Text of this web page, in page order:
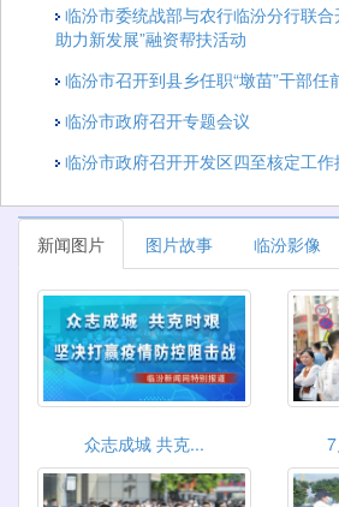
临汾市委统战部与农行临汾分行联合
助力新发展”融资帮扶活动
临汾市召开到县乡任职“墩苗”干部任
临汾市政府召开专题会议
临汾市政府召开开发区四至核定工作
新闻图片 图片故事 临汾影像
众志成城 共克...